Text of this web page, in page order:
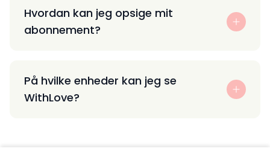
Hvordan kan jeg opsige mit
abonnement?
På hvilke enheder kan jeg se
WithLove?